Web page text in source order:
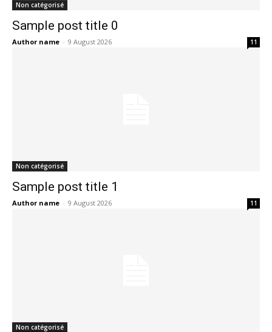
Non catégorisé
Sample post title 0
Author name - 9 August 2026 11
Non catégorisé
Sample post title 1
Author name - 9 August 2026 11
Non catégorisé